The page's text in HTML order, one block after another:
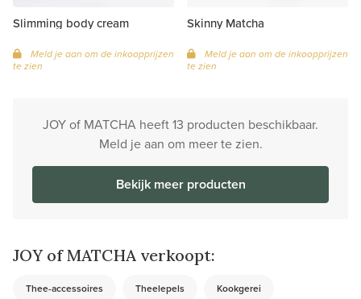
Slimming body cream
Meld je aan om de inkoopprijzen
te zien
Skinny Matcha
Meld je aan om de inkoopprijzen
te zien
JOY of MATCHA heeft 13 producten beschikbaar.
Meld je aan om meer te zien.
Bekijk meer producten
JOY of MATCHA verkoopt:
Thee-accessoires Theelepels Kookgerei